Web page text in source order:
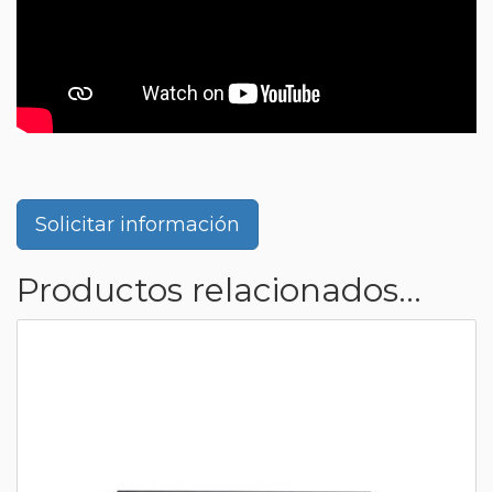
Solicitar información
Productos relacionados...